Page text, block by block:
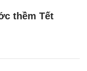
thềm Tết